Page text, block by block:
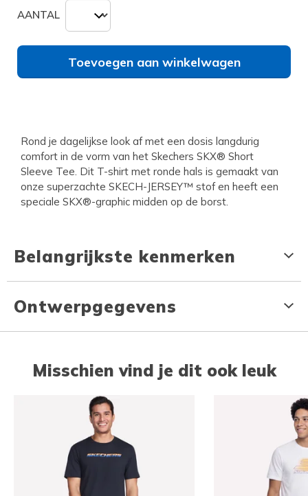
AANTAL
Toevoegen aan winkelwagen
Rond je dagelijkse look af met een dosis langdurig
comfort in de vorm van het Skechers SKX® Short
Sleeve Tee. Dit T-shirt met ronde hals is gemaakt van
onze superzachte SKECH-JERSEY™ stof en heeft een
speciale SKX®-graphic midden op de borst.
Belangrijkste kenmerken
Ontwerpgegevens
Misschien vind je dit ook leuk